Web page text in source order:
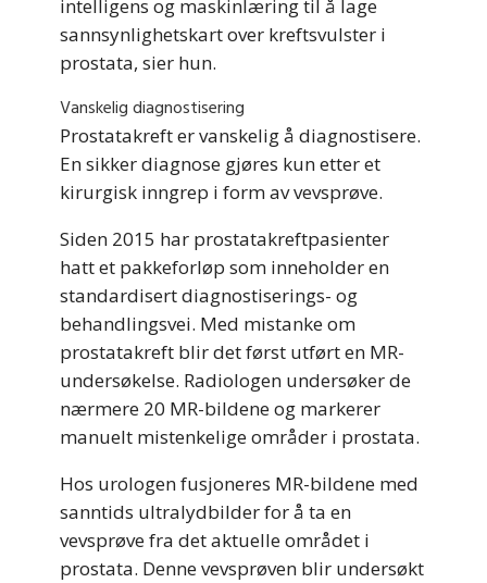
intelligens og maskinlæring til å lage
sannsynlighetskart over kreftsvulster i
prostata, sier hun.
Vanskelig diagnostisering
Prostatakreft er vanskelig å diagnostisere.
En sikker diagnose gjøres kun etter et
kirurgisk inngrep i form av vevsprøve.
Siden 2015 har prostatakreftpasienter
hatt et pakkeforløp som inneholder en
standardisert diagnostiserings- og
behandlingsvei. Med mistanke om
prostatakreft blir det først utført en MR-
undersøkelse. Radiologen undersøker de
nærmere 20 MR-bildene og markerer
manuelt mistenkelige områder i prostata.
Hos urologen fusjoneres MR-bildene med
sanntids ultralydbilder for å ta en
vevsprøve fra det aktuelle området i
prostata. Denne vevsprøven blir undersøkt